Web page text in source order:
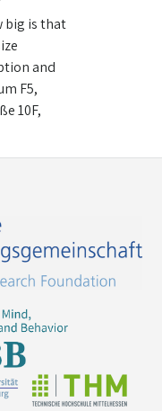
big is that
and
F5,
10F,